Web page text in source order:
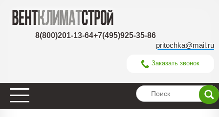
pritochka@mail.ru
+7(495)925-35-86
8(800)201-13-64
Заказать звонок